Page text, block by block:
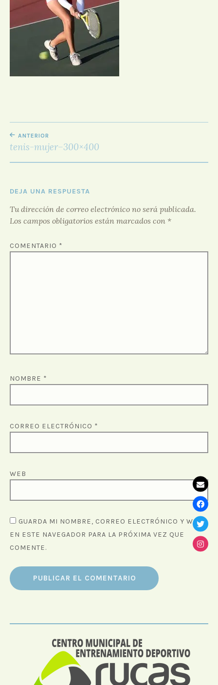
D
O
R
O
NAVEGACIÓN
DE
ENTRADAS
ANTERIOR
tenis-mujer–300×400
DEJA UNA RESPUESTA
Tu dirección de correo electrónico no será publicada.
Los campos obligatorios están marcados con *
COMENTARIO *
NOMBRE *
CORREO ELECTRÓNICO *
WEB
GUARDA MI NOMBRE, CORREO ELECTRÓNICO Y WEB
EN ESTE NAVEGADOR PARA LA PRÓXIMA VEZ QUE
COMENTE.